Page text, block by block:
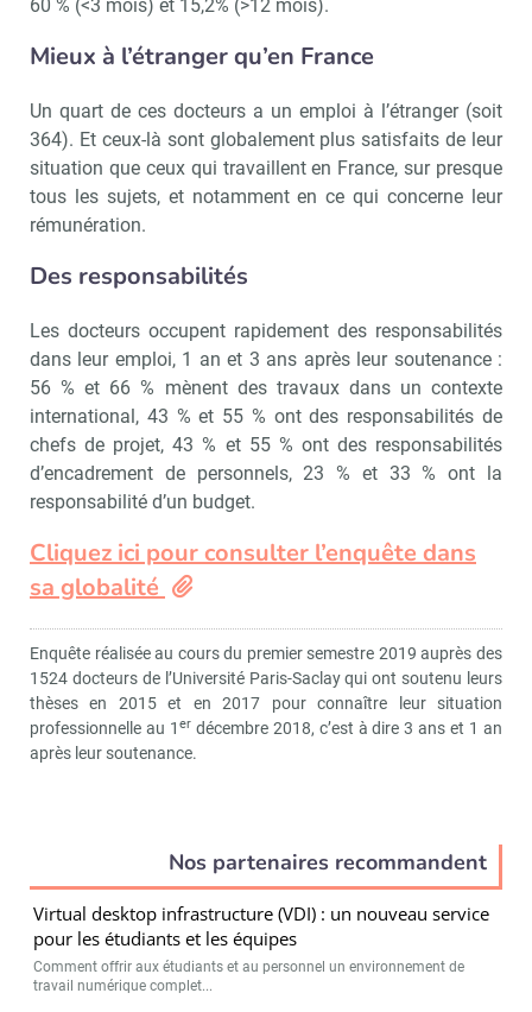
60 % (<3 mois) et 15,2% (>12 mois).
Mieux à l’étranger qu’en France
Un quart de ces docteurs a un emploi à l’étranger (soit
364). Et ceux-là sont globalement plus satisfaits de leur
situation que ceux qui travaillent en France, sur presque
tous les sujets, et notamment en ce qui concerne leur
rémunération.
Des responsabilités
Les docteurs occupent rapidement des responsabilités
dans leur emploi, 1 an et 3 ans après leur soutenance :
56 % et 66 % mènent des travaux dans un contexte
international, 43 % et 55 % ont des responsabilités de
chefs de projet, 43 % et 55 % ont des responsabilités
d’encadrement de personnels, 23 % et 33 % ont la
responsabilité d’un budget.
Cliquez ici pour consulter l’enquête dans
sa globalité
Enquête réalisée au cours du premier semestre 2019 auprès des
1524 docteurs de l’Université Paris-Saclay qui ont soutenu leurs
thèses en 2015 et en 2017 pour connaître leur situation
professionnelle au 1 erdécembre 2018, c’est à dire 3 ans et 1 an
après leur soutenance.
Nos partenaires recommandent
Virtual desktop infrastructure (VDI) : un nouveau service
pour les étudiants et les équipes
Comment offrir aux étudiants et au personnel un environnement de
travail numérique complet...
Recevoir Campus Matin
Valider
Non merci, je reçois déjà
!
Je déciderai plus